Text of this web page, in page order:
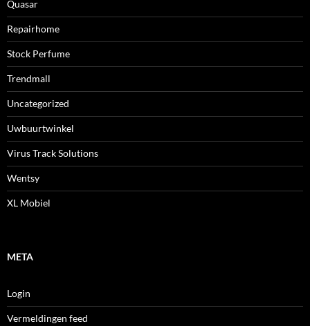
Quasar
Repairhome
Stock Perfume
Trendmall
Uncategorized
Uwbuurtwinkel
Virus Track Solutions
Wentsy
XL Mobiel
META
Login
Vermeldingen feed